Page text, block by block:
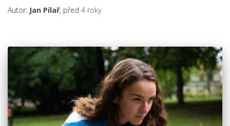
Autor: Jan Pilař, před 4 roky